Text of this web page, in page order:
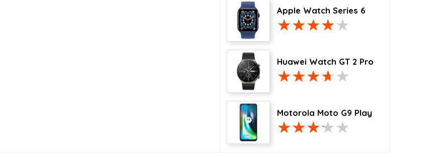
Apple Watch Series 6
Huawei Watch GT 2 Pro
Motorola Moto G9 Play